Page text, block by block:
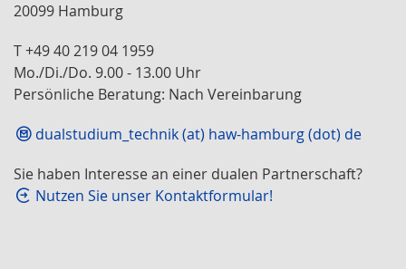
20099 Hamburg
T +49 40 219 04 1959
Mo./Di./Do. 9.00 - 13.00 Uhr
Persönliche Beratung: Nach Vereinbarung
dualstudium_technik (at) haw-hamburg (dot) de
Sie haben Interesse an einer dualen Partnerschaft?
Nutzen Sie unser Kontaktformular!